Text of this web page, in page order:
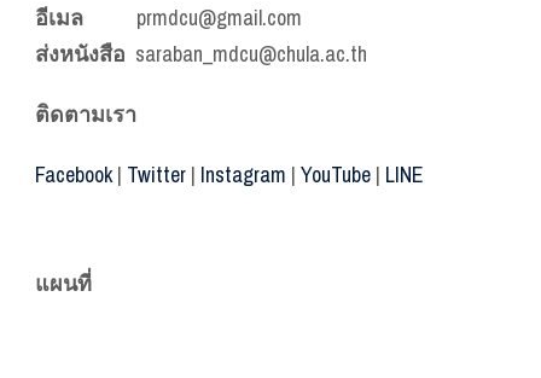
อีเมล prmdcu@gmail.com
ส่งหนังสือ saraban_mdcu@chula.ac.th
ติดตามเรา
Facebook| Twitter | Instagram | YouTube | LINE
แผนที่